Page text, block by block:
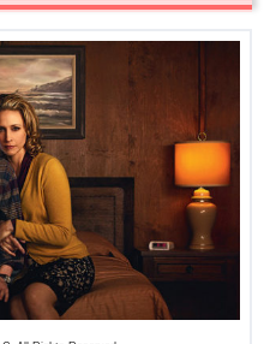
し解約もOK／／
で見る